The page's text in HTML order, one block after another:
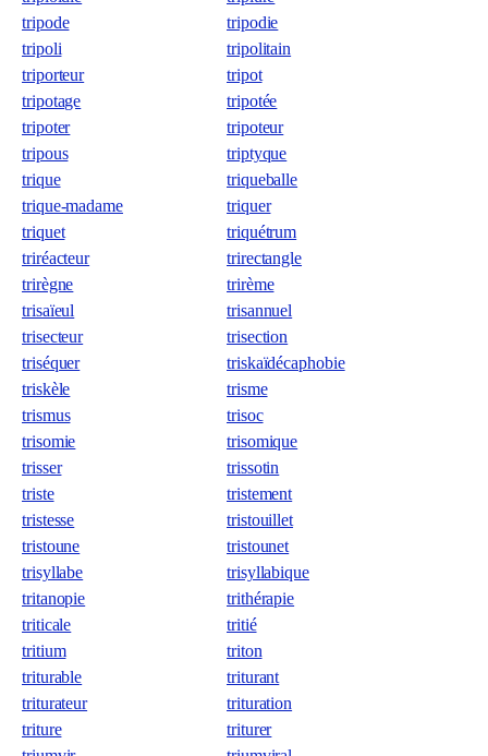
tripode
tripodie
tripoli
tripolitain
triporteur
tripot
tripotage
tripotée
tripoter
tripoteur
tripous
triptyque
trique
triqueballe
trique-madame
triquer
triquet
triquétrum
triréacteur
trirectangle
trirègne
trirème
trisaïeul
trisannuel
trisecteur
trisection
triséquer
triskaïdécaphobie
triskèle
trisme
trismus
trisoc
trisomie
trisomique
trisser
trissotin
triste
tristement
tristesse
tristouillet
tristoune
tristounet
trisyllabe
trisyllabique
tritanopie
trithérapie
triticale
tritié
tritium
triton
triturable
triturant
triturateur
trituration
triture
triturer